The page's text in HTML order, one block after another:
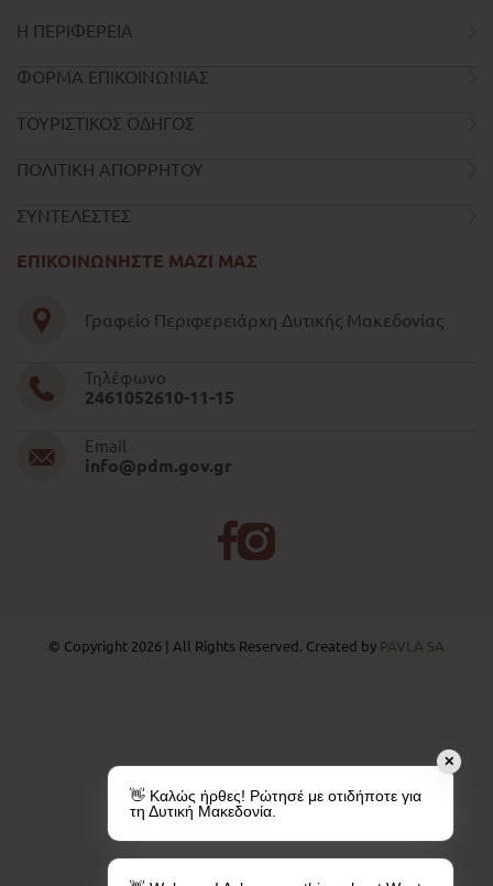
Η ΠΕΡΙΦΕΡΕΙΑ
ΦΟΡΜΑ ΕΠΙΚΟΙΝΩΝΙΑΣ
ΤΟΥΡΙΣΤΙΚΟΣ ΟΔΗΓΟΣ
ΠΟΛΙΤΙΚΗ ΑΠΟΡΡΗΤΟΥ
ΣΥΝΤΕΛΕΣΤΕΣ
ΕΠΙΚΟΙΝΩΝΗΣΤΕ ΜΑΖΙ ΜΑΣ
Γραφείο Περιφερειάρχη Δυτικής Μακεδονίας
Τηλέφωνο
2461052610-11-15
Email
info@pdm.gov.gr
© Copyright 2026 | All Rights Reserved. Created by PAVLA SA
✕
👋 Καλώς ήρθες! Ρώτησέ με οτιδήποτε για
τη Δυτική Μακεδονία.